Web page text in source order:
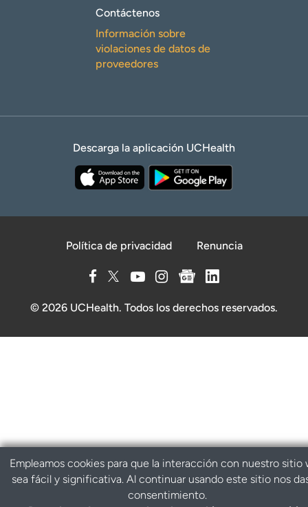
Contáctenos
Información sobre
violaciones de datos de
proveedores
Descarga la aplicación UCHealth
Política de privacidad Renuncia
© 2026 UCHealth. Todos los derechos reservados.
Empleamos cookies para que la interacción con nuestro sitio
sea fácil y significativa. Al continuar usando este sitio nos
consentimiento.